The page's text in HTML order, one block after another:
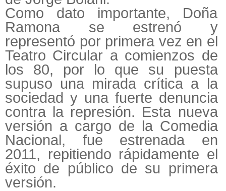
Como dato importante, Doña
Ramona se estrenó y
representó por primera vez en el
Teatro Circular a comienzos de
los 80, por lo que su puesta
supuso una mirada crítica a la
sociedad y una fuerte denuncia
contra la represión. Esta nueva
versión a cargo de la Comedia
Nacional, fue estrenada en
2011, repitiendo rápidamente el
éxito de público de su primera
versión.